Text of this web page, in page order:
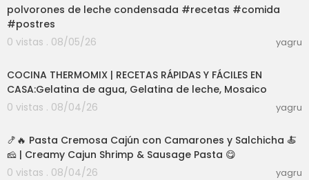
polvorones de leche condensada #recetas #comida
#postres
0 vistas . 08/05/26
yagru
COCINA THERMOMIX | RECETAS RÁPIDAS Y FÁCILES EN
CASA:Gelatina de agua, Gelatina de leche, Mosaico
0 vistas . 08/04/26
yagru
🍤🔥 Pasta Cremosa Cajún con Camarones y Salchicha 🍝
🧀 | Creamy Cajun Shrimp & Sausage Pasta 😋
0 vistas . 08/04/26
yagru